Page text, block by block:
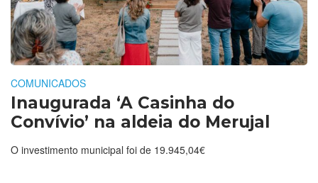
COMUNICADOS
Inaugurada ‘A Casinha do
Convívio’ na aldeia do Merujal
O investimento municipal foi de 19.945,04€